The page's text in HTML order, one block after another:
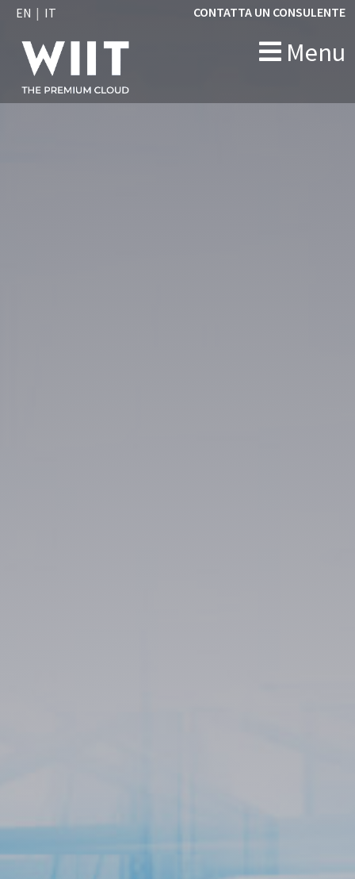
EN IT
Menu
CONTATTA UN CONSULENTE